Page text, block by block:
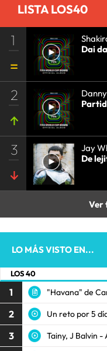
LISTA LOS40
1
Dai
2
3
Jay
De
Ver
LO MÁS VISTO EN...
LOS 40
1 "Havana" de
2 Un reto por 5
3 Tainy, J Balvin -